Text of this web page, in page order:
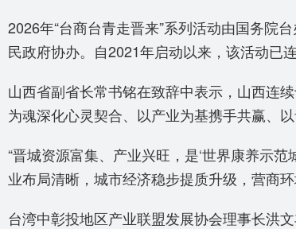
2026年“台商台青走晋来”系列活动由国务院
民政府协办。自2021年启动以来，该活动已
山西省副省长常书铭在致辞中表示，山西连
为魂深化心灵契合、以产业为基携手共赢、
“晋城资源富集、产业兴旺，是‘世界康养示
业布局清晰，城市经济稳步提质升级，营商
台湾中彰投地区产业联盟发展协会理事长洪